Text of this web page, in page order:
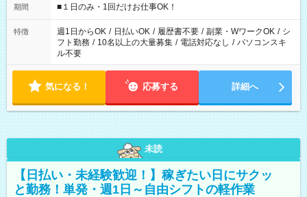
げるお仕事も！ ご希望のお時間に合わせてご紹介！ ※シフトは
ください！
期間 ■１日のみ・1回だけお仕事OK！
特徴 週1日からOK / 日払いOK / 履歴書不要 / 副業・WワークOK / シ
フト勤務 / 10名以上の大量募集 / 電話対応なし / パソコンスキ
ル不要
気になる！ 応募する 詳細へ
未読
【日払い・未経験歓迎！】稼ぎたい日にサクッ
と勤務！単発・週1日～自由シフトの軽作業